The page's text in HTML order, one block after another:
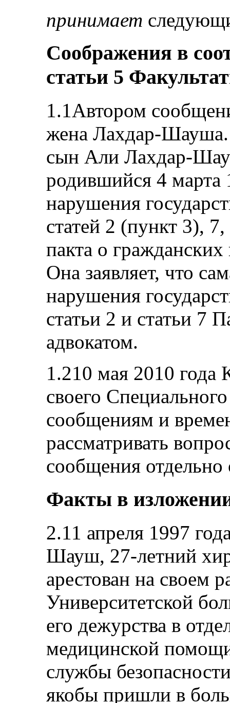
принимает
Соображения в
статьи 5
1.1Автором
жена Лахдар-Шауша.
сын Али Лахдар-
родившийся 4 марта
нарушения
статей 2 (пункт 3),
пакта о
Она заявляет, что
нарушения
статьи 2 и статьи 7
адвокатом.
1.210 мая 2010 года
своего
сообщениям и
рассматривать
сообщения отдельно
Факты в
2.11 апреля 1997
Шауш, 27-летний
арестован на своем
Университетской
его дежурства в
медицинской
службы
якобы пришли в